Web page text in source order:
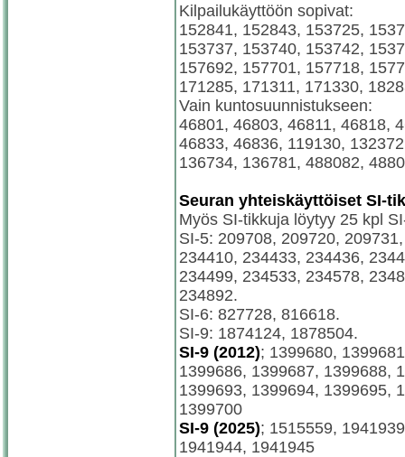
Kilpailukäyttöön sopivat:
152841, 152843, 153725,
153737, 153740, 153742,
157692, 157701, 157718,
171285, 171311, 171330,
Vain kuntosuunnistukseen:
46801, 46803, 46811, 46818,
46833, 46836, 119130,
136734, 136781, 488082,
Seuran yhteiskäyttöiset SI-
Myös SI-tikkuja löytyy 25 kpl
SI-5: 209708, 209720,
234410, 234433, 234436,
234499, 234533, 234578,
234892.
SI-6: 827728, 816618.
SI-9: 1874124, 1878504.
SI-9 (2012); 1399680,
1399686, 1399687, 1399688,
1399693, 1399694, 1399695,
1399700
SI-9 (2025); 1515559,
1941944, 1941945